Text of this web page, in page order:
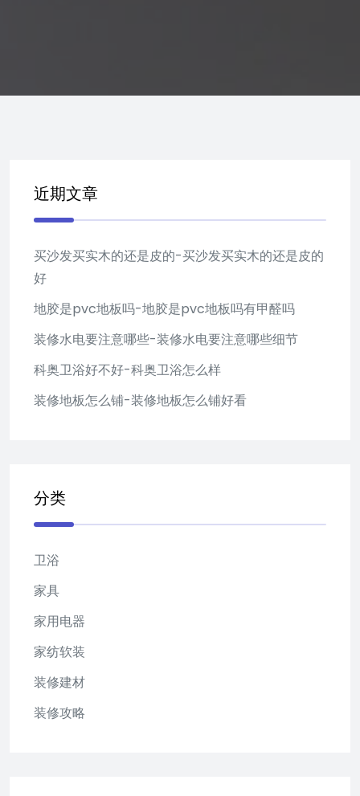
近期文章
买沙发买实木的还是皮的-买沙发买实木的还是皮的
好
地胶是pvc地板吗-地胶是pvc地板吗有甲醛吗
装修水电要注意哪些-装修水电要注意哪些细节
科奥卫浴好不好-科奥卫浴怎么样
装修地板怎么铺-装修地板怎么铺好看
分类
卫浴
家具
家用电器
家纺软装
装修建材
装修攻略